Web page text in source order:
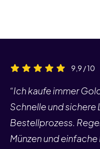
9,9 / 10
“Ich kaufe immer
Schnelle und
Bestellprozess.
Münzen und